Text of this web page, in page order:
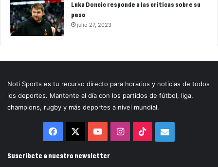
Luka Doncic responde a las críticas sobre su
peso
julio 27, 2023
Noti Sports es tu recurso directo para horarios y noticias de todos
los deportes. Mantente al día con los partidos de fútbol, liga,
champions, rugby y más deportes a nivel mundial.
Facebook YouTubeInstagram
TikTokCorreo
Suscríbete a nuestro newsletter